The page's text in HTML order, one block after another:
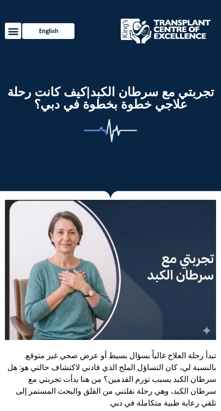
English
تجربتي مع سرطان الكبد|كيف كانت رحلة
علاجي خطوة بخطوة في دبي؟
تبدأ رحلة العلاج غالباً بسؤال بسيط أو عرض صحي غير متوقع.
بالنسبة لي، كان التساؤل الملح الذي قادني لاكتشاف حالتي هو: هل
سرطان الكبد يسبب تورم القدمين؟ من هنا بدأت تجربتي مع
سرطان الكبد، وهي رحلة نقلتني من القلق والبحث المستمر إلى
تلقي رعاية طبية متكاملة في دبي.